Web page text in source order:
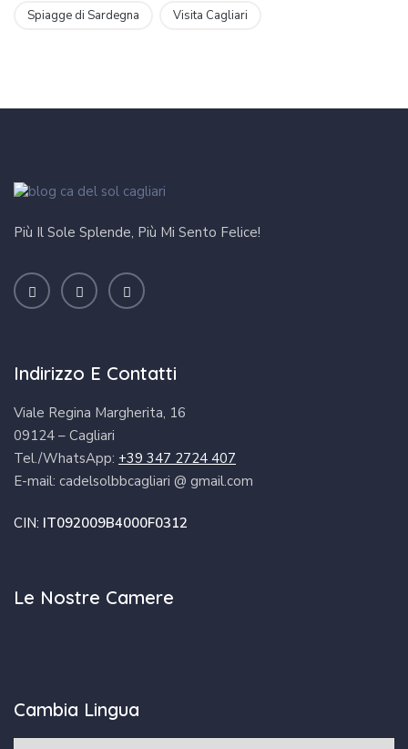
Spiagge di Sardegna Visita Cagliari
Più Il Sole Splende, Più Mi Sento Felice!
Indirizzo E Contatti
Viale Regina Margherita, 16
09124 – Cagliari
Tel./WhatsApp: +39 347 2724 407
E-mail: cadelsolbbcagliari @ gmail.com
CIN: IT092009B4000F0312
Le Nostre Camere
Cambia Lingua